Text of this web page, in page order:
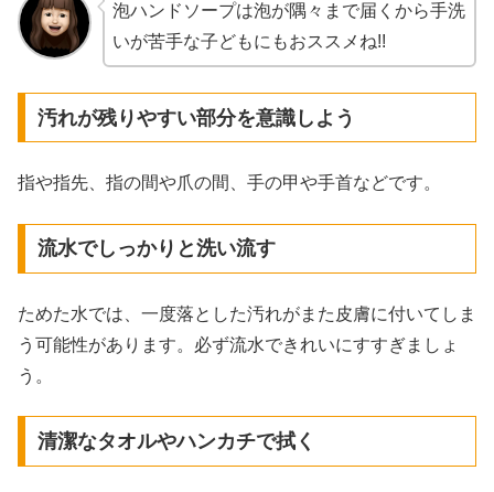
泡ハンドソープは泡が隅々まで届くから手洗
いが苦手な子どもにもおススメね!!
汚れが残りやすい部分を意識しよう
指や指先、指の間や爪の間、手の甲や手首などです。
流水でしっかりと洗い流す
ためた水では、一度落とした汚れがまた皮膚に付いてしま
う可能性があります。必ず流水できれいにすすぎましょ
う。
清潔なタオルやハンカチで拭く